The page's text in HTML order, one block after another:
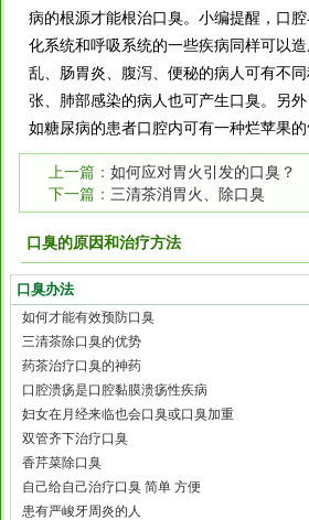
病的根源才能根治口臭。小编提醒，口
化系统和呼吸系统的一些疾病同样可以
乱、肠胃炎、腹泻、便秘的病人可有不
张、肺部感染的病人也可产生口臭。另
如糖尿病的患者口腔内可有一种烂苹果的
上一篇： 如何应对胃火引发的口臭？
下一篇： 三清茶消胃火、除口臭
口臭的原因和治疗方法
口臭办法
如何才能有效预防口臭
三清茶除口臭的优势
药茶治疗口臭的神药
口腔溃疡是口腔黏膜溃疡性疾病
妇女在月经来临也会口臭或口臭加重
双管齐下治疗口臭
香芹菜除口臭
自己给自己治疗口臭 简单 方便
患有严峻牙周炎的人